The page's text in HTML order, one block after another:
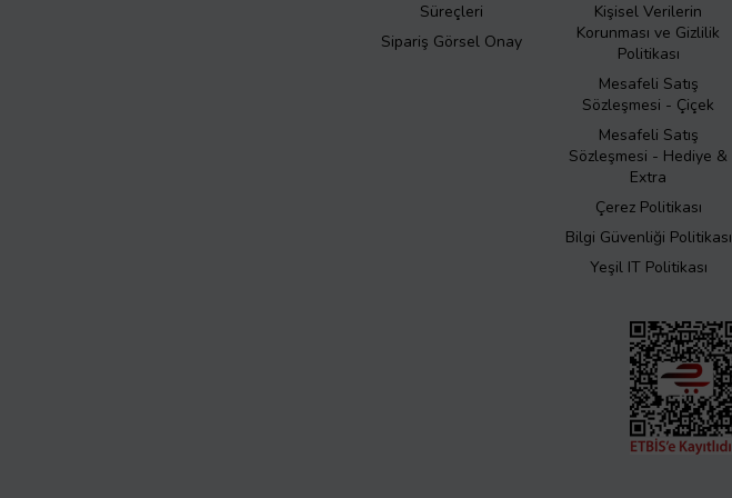
Süreçleri
Sipariş Görsel Onay
Kişisel Verilerin
Korunması ve Gizlilik
Politikası
Mesafeli Satış
Sözleşmesi - Çiçek
Mesafeli Satış
Sözleşmesi - Hediye &
Extra
Çerez Politikası
Bilgi Güvenliği Politikası
Yeşil IT Politikası